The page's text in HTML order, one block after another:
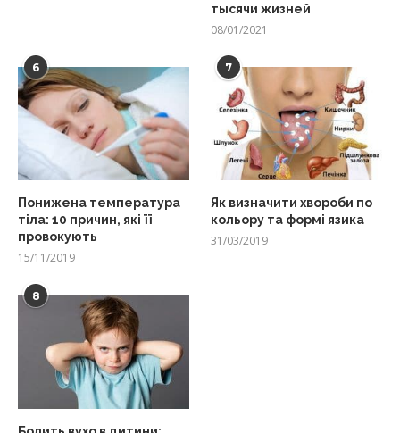
тысячи жизней
08/01/2021
6
Понижена температура
тіла: 10 причин, які її
провокують
15/11/2019
7
Як визначити хвороби по
кольору та формі язика
31/03/2019
8